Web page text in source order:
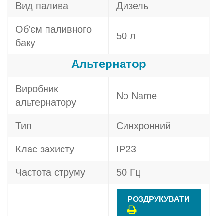
Вид палива Дизель
Об'єм паливного
баку
50 л
Альтернатор
Виробник
альтернатору
No Name
Тип Синхронний
Клас захисту IP23
Частота струму 50 Гц
РОЗДРУКУВАТИ